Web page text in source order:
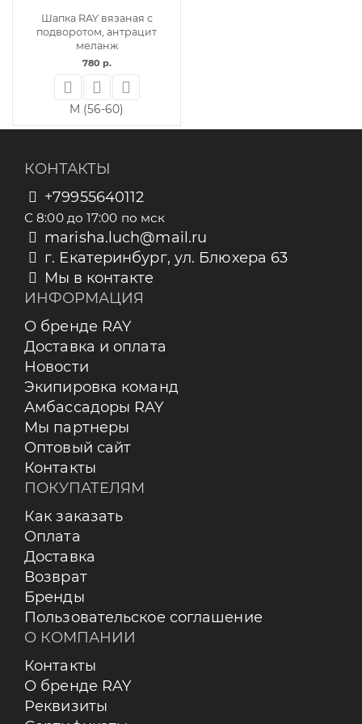
Шапка RAY вязаная с
подворотом, антрацит
меланж
780 р.
M (56-60)
КОНТАКТЫ
+79955640112
С 8:00 до 17:00 по мск
marisha.luch@mail.ru
г. Екатеринбург, ул. Блюхера 63
Мы в контакте
ИНФОРМАЦИЯ
О бренде RAY
Доставка и оплата
Новости
Экипировка команд
Амбассадоры RAY
Мы партнеры
Оптовый сайт
Контакты
ПОКУПАТЕЛЯМ
Как заказать
Оплата
Доставка
Возврат
Бренды
Пользовательское соглашение
О КОМПАНИИ
Контакты
О бренде RAY
Реквизиты